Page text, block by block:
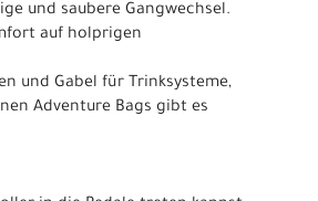
und saubere Gangwechsel.
auf holprigen
und Gabel für Trinksysteme,
Adventure Bags gibt es